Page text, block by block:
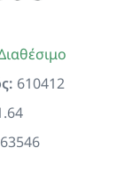
610412